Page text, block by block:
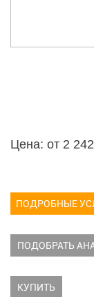
Цена: от 2 242
ПОДРОБНЫЕ
ПОДОБРАТЬ
КУПИТЬ